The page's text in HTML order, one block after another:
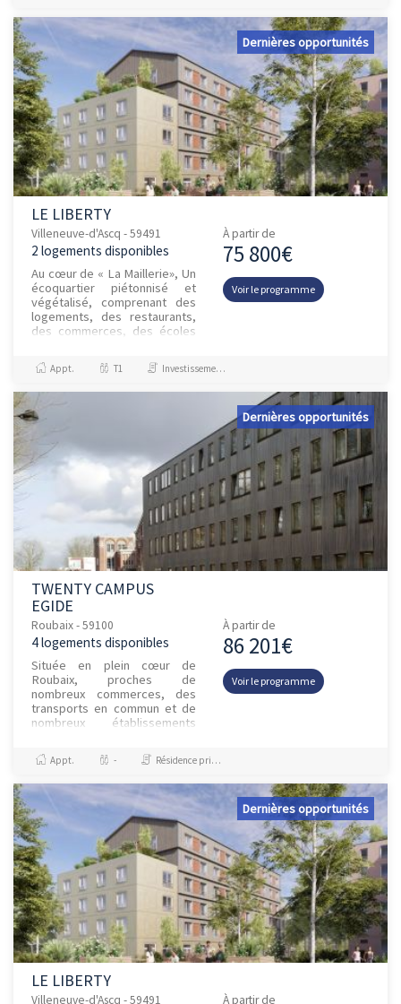
Dernières opportunités
LE LIBERTY
Villeneuve-d'Ascq - 59491
2 logements disponibles
Au cœur de « La Maillerie», Un
écoquartier piétonnisé et
végétalisé, comprenant des
logements, des restaurants,
des commerces, des écoles
centre de Croix, du mé...
À partir de
75 800€
Voir le programme
Appt. T1 Investissement et Défiscalisation
Dernières opportunités
TWENTY CAMPUS
EGIDE
Roubaix - 59100
4 logements disponibles
Située en plein cœur de
Roubaix, proches de
nombreux commerces, des
transports en commun et de
nombreux établissements
résidence étudiante Egide
propose des appa...
À partir de
86 201€
Voir le programme
Appt. - Résidence principale / PTZ, Investissement et Défiscalisation
Dernières opportunités
LE LIBERTY
Villeneuve-d'Ascq - 59491 À partir de